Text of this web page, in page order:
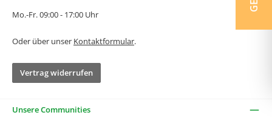
Mo.-Fr. 09:00 - 17:00 Uhr
Oder über unser Kontaktformular.
Vertrag widerrufen
Unsere Communities